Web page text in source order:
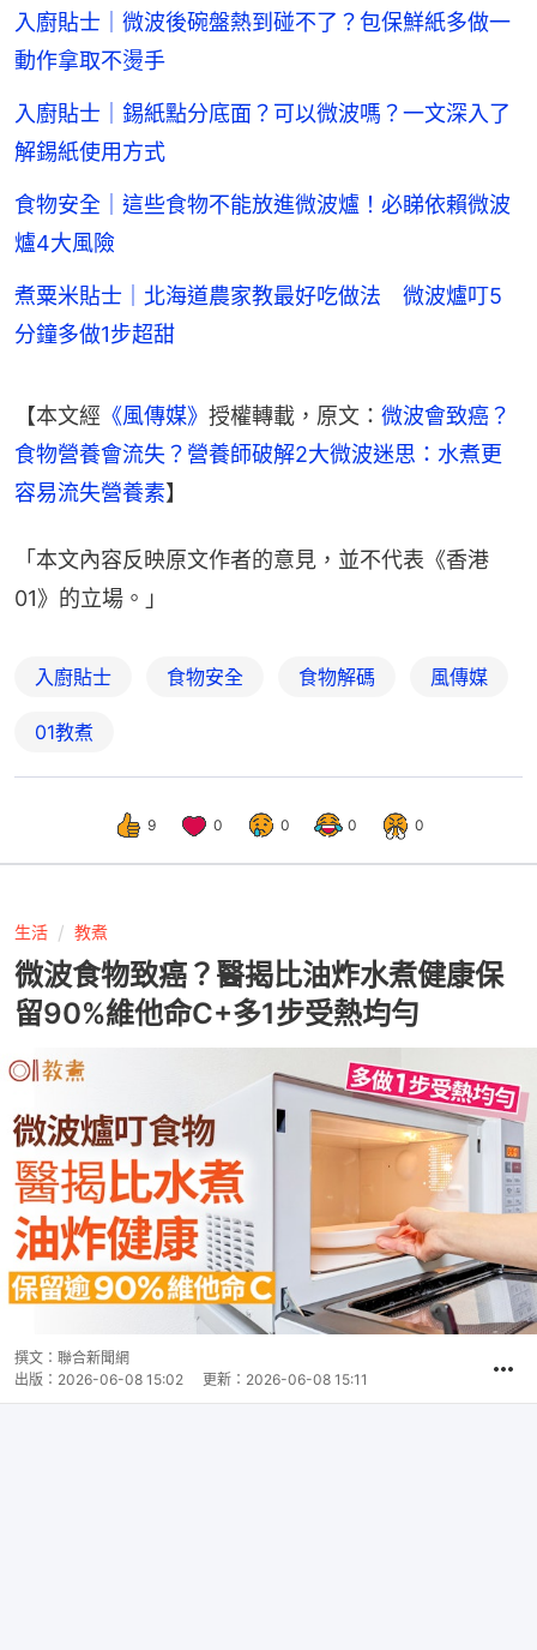
入廚貼士｜微波後碗盤熱到碰不了？包保鮮紙多做一
動作拿取不燙手
入廚貼士｜錫紙點分底面？可以微波嗎？一文深入了
解錫紙使用方式
食物安全｜這些食物不能放進微波爐！必睇依賴微波
爐4大風險
煮粟米貼士｜北海道農家教最好吃做法 微波爐叮5
分鐘多做1步超甜
【本文經 《風傳媒》 授權轉載，原文： 微波會致癌？
食物營養會流失？營養師破解2大微波迷思：水煮更
容易流失營養素】
「本文內容反映原文作者的意見，並不代表《香港
01》的立場。」
入廚貼士 食物安全 食物解碼 風傳媒
01教煮
9 0 0 0 0
生活 教煮
微波食物致癌？醫揭比油炸水煮健康保
留90%維他命C+多1步受熱均勻
撰文： 聯合新聞網
出版： 2026-06-08 15:02 更新： 2026-06-08 15:11